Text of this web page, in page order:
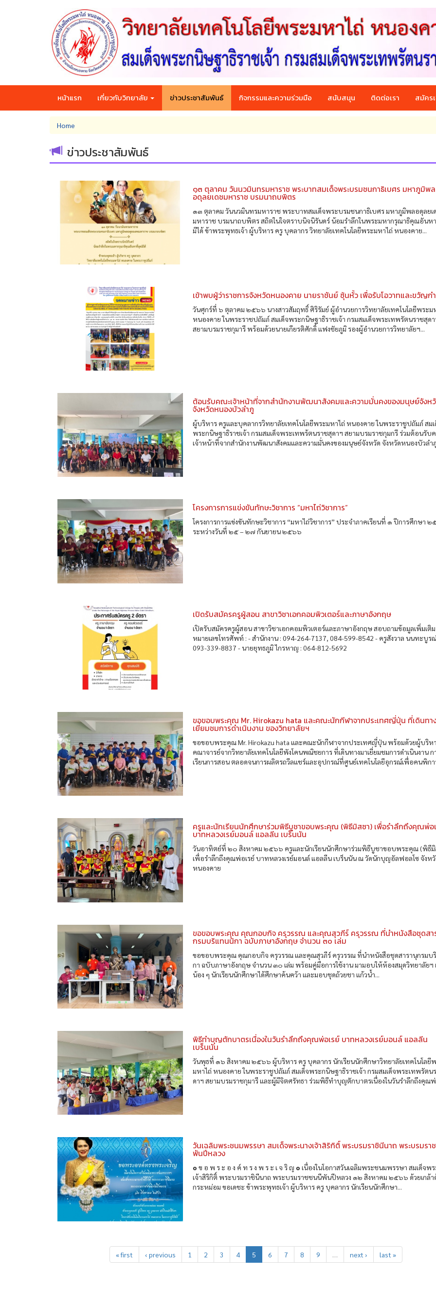
หน้าแรก เกี่ยวกับวิทยาลัย ข่าวประชาสัมพันธ์ กิจกรรมและความร่วมมือ สนับสนุน ติดต่อเรา สมัคร
You
are
here
Home
ข่าวประชาสัมพันธ์
๑๓ ตุลาคม วันนวมินทรมหาราช พระบาทสมเด็จพระบรมชนกาธิเบศร มหาภูมิพล
อดุลยเดชมหาราช บรมนาถบพิตร
๑๓ ตุลาคม วันนวมินทรมหาราช พระบาทสมเด็จพระบรมชนกาธิเบศร มหาภูมิพลอดุลยเ
มหาราช บรมนาถบพิตร สถิตในใจตราบนิจนิรันดร์ น้อมรำลึกในพระมหากรุณาธิคุณอันห
มิได้ ข้าพระพุทธเจ้า ผู้บริหาร ครู บุคลากร วิทยาลัยเทคโนโลยีพระมหาไถ่ หนองคาย...
เข้าพบผู้ว่าราชการจังหวัดหนองคาย นายราชันย์ ซุ้นหั้ว เพื่อรับโอวาทและขวัญก
วันศุกร์ที่ ๖ ตุลาคม ๒๕๖๖ นางสาวสัมฤทธิ์ ศิริรัมย์ ผู้อำนวยการวิทยาลัยเทคโนโลยีพระม
หนองคาย ในพระราชปถัมภ์ สมเด็จพระกนิษฐาธิราชเจ้า กรมสมเด็จพระเทพรัตนราชสุดา
สยามบรมราชกุมารี พร้อมด้วยนายเกียรติศักดิ์ แฟงชัยภูมิ รองผู้อำนวยการวิทยาลัยฯ...
ต้อนรับคณะเจ้าหน้าที่จากสำนักงานพัฒนาสังคมและความมั่นคงของมนุษย์จังห
จังหวัดหนองบัวลำภู
ผู้บริหาร ครูและบุคลากรวิทยาลัยเทคโนโลยีพระมหาไถ่ หนองคาย ในพระราชูปถัมภ์ สมเ
พระกนิษฐาธิราชเจ้า กรมสมเด็จพระเทพร้ตนราชสุดาฯ สยามบรมราชกุมกรี ร่วมต้อนรับ
เจ้าหน้าที่จากสำนักงานพัฒนาสังคมและความมั่นคงของมนุษย์จังหวัด จังหวัดหนองบัวลำ
โครงการการแข่งขันทักษะวิชาการ “มหาไถ่วิชาการ”
โครงการการแข่งขันทักษะวิชาการ “มหาไถ่วิชาการ” ประจำภาคเรียนที่ ๑ ปีการศึกษา
ระหว่างวันที่ ๒๕ – ๒๗ กันยายน ๒๕๖๖
เปิดรับสมัครครูผู้สอน สาขาวิชาเอกคอมพิวเตอร์และภาษาอังกฤษ
เปิดรับสมัครครูผู้สอน สาขาวิชาเอกคอมพิวเตอร์และภาษาอังกฤษ สอบถามข้อมูลเพิ่มเติม
หมายเลขโทรศัพท์ : - สำนักงาน : 094-264-7137, 084-599-8542 - ครูสังวาล นนทะบูร
093-339-8837 - นายยุทธภูมิ ไกรหาญ : 064-812-5692
ขอขอบพระคุณ Mr. Hirokazu hata และคณะนักกีฬาจากประเทศญี่ปุ่น ที่เดินทา
เยี่ยมชมการดำเนินงาน ของวิทยาลัยฯ
ขอขอบพระคุณ Mr. Hirokazu hata และคณะนักกีฬาจากประเทศญี่ปุ่น พร้อมด้วยผู้บริห
คณาจารย์จากวิทยาลัยเทคโนโลยีพังโคนพณิชยการ ที่เดินทางมาเยี่ยมชมการดำเนินงาน ก
เรียนการสอน ตลอดจนการผลิตรถวีลแชร์และอุปกรณ์ที่ศูนย์เทคโนโลยีอุกรณ์เพื่อคนพิกา
ครูและนักเรียนนักศึกษาร่วมพิธีบูชาขอบพระคุณ (พิธีมิสซา) เพื่อรำลึกถึงคุณพ่อ
บาทหลวงเรย์มอนล์ แอลลีน เบร็นนัน
วันอาทิตย์ที่ ๒๐ สิงหาคม ๒๕๖๖ ครูและนักเรียนนักศึกษาร่วมพิธีบูชาขอบพระคุณ (พิธีมิ
เพื่อรำลึกถึงคุณพ่อเรย์ บาทหลวงเรย์มอนล์ แอลลีน เบร็นนัน ณ วัดนักบุญอัลฟอลโซ จังห
หนองคาย
ขอขอบพระคุณ คุณกอบกิจ ครุวรรณ และคุณสุวภีร์ ครุวรรณ ที่นำหนังสือชุดสา
กรมบริแทนนิกา ฉบับภาษาอังกฤษ จำนวน ๓๐ เล่ม
ขอขอบพระคุณ คุณกอบกิจ ครุวรรณ และคุณสุวภีร์ ครุวรรณ ที่นำหนังสือชุดสารานุกรมบ
กา ฉบับภาษาอังกฤษ จำนวน ๓๐ เล่ม พร้อมคู่มือการใช้งาน มามอบให้ห้องสมุดวิทยาลัยฯ
น้อง ๆ นักเรียนนักศึกษาได้ศึกษาค้นคว้า และมอบชุดถ้วยชา แก้วน้ำ...
พิธีทำบุญตักบาตรเนื่องในวันรำลึกถึงคุณพ่อเรย์ บาทหลวงเรย์มอนล์ แอลลีน
เบร็นนัน
วันพุธที่ ๑๖ สิงหาคม ๒๕๖๖ ผู้บริหาร ครู บุคลากร นักเรียนนักศึกษาวิทยาลัยเทคโนโลยี
มหาไถ่ หนองคาย ในพระราชูปถัมภ์ สมเด็จพระกนิษฐาธิราชเจ้า กรมสมเด็จพระเทพรัตน
ดาฯ สยามบรมราชกุมารี และผู้มีจิตศรัทธา ร่วมพิธีทำบุญตักบาตรเนื่องในวันรำลึกถึงคุณพ่
วันเฉลิมพระชนมพรรษา สมเด็จพระนางเจ้าสิริกิติ์ พระบรมราชินีนาถ พระบรมรา
พันปีหลวง
๏ ข อ พ ร ะ อ ง ค์ ท ร ง พ ร ะ เ จ ริ ญ ๏ เนื่องในโอกาสวันเฉลิมพระชนมพรรษา สมเด็จพ
เจ้าสิริกิติ์ พระบรมราชินีนาถ พระบรมราชชนนีพันปีหลวง ๑๒ สิงหาคม ๒๕๖๖ ด้วยเกล้า
กระหม่อม ขอเดชะ ข้าพระพุทธเจ้า ผู้บริหาร ครู บุคลากร นักเรียนนักศึกษา...
« first ‹ previous 1 2 3 4 5 6 7 8 9 … next › last »